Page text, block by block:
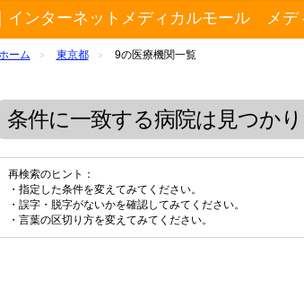
インターネットメディカルモール メデ
ーム > 東京都 > 9の医療機関一覧
条件に一致する病院は見つかり
再検索のヒント：
・指定した条件を変えてみてください。
・誤字・脱字がないかを確認してみてください。
・言葉の区切り方を変えてみてください。